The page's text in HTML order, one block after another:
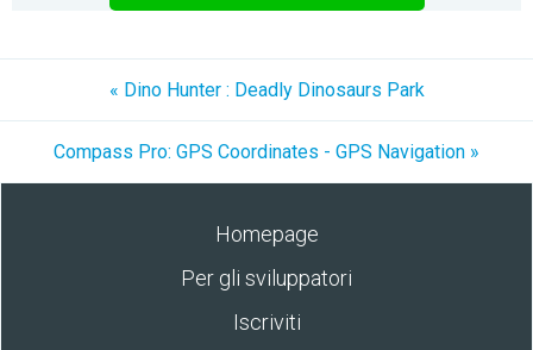
« Dino Hunter : Deadly Dinosaurs Park
Compass Pro: GPS Coordinates - GPS Navigation »
Homepage
Per gli sviluppatori
Iscriviti